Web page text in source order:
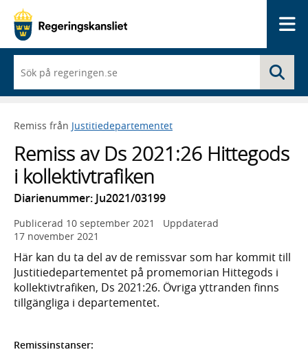
du
börjar
skriva
framträder
lista
med
sökförslag
Remiss från Justitiedepartementet
Remiss av Ds 2021:26 Hittegods
i kollektivtrafiken
Diarienummer: Ju2021/03199
Publicerad 10 september 2021
Uppdaterad
17 november 2021
Här kan du ta del av de remissvar som har kommit till
Justitiedepartementet på prome­morian Hittegods i
kollektiv­trafiken, Ds 2021:26. Övriga yttranden finns
tillgängliga i departementet.
Remissinstanser: